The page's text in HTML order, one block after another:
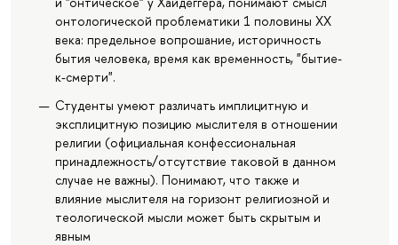
онтологической проблематики 1 половины ХХ
века: предельное вопрошание, историчность
бытия человека, время как временность, "бытие-
к-смерти".
Студенты умеют различать имплицитную и
эксплицитную позицию мыслителя в отношении
религии (официальная конфессиональная
принадлежность/отсутствие таковой в данном
случае не важны). Понимают, что также и
влияние мыслителя на горизонт религиозной и
теологической мысли может быть скрытым и
явным